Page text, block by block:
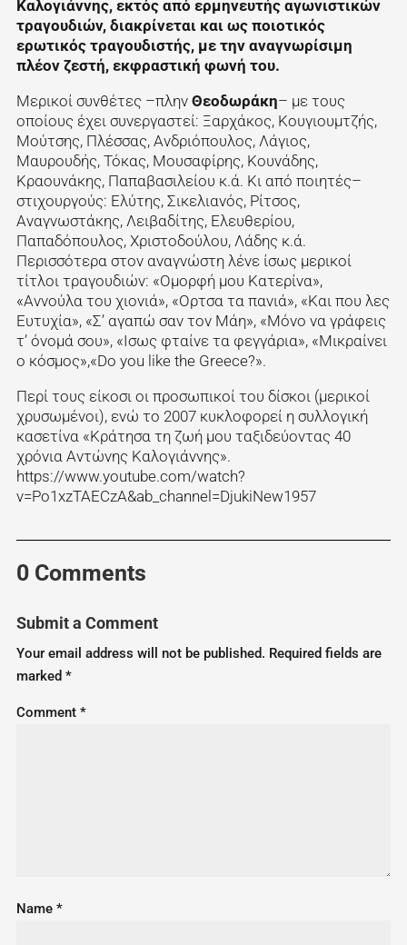
Καλογιάννης, εκτός από ερμηνευτής αγωνιστικών
τραγουδιών, διακρίνεται και ως ποιοτικός
ερωτικός τραγουδιστής, με την αναγνωρίσιμη
πλέον ζεστή, εκφραστική φωνή του.
Μερικοί συνθέτες –πλην Θεοδωράκη– με τους
οποίους έχει συνεργαστεί: Ξαρχάκος, Κουγιουμτζής,
Μούτσης, Πλέσσας, Ανδριόπουλος, Λάγιος,
Μαυρουδής, Τόκας, Μουσαφίρης, Κουνάδης,
Κραουνάκης, Παπαβασιλείου κ.ά. Κι από ποιητές–
στιχουργούς: Ελύτης, Σικελιανός, Ρίτσος,
Αναγνωστάκης, Λειβαδίτης, Ελευθερίου,
Παπαδόπουλος, Χριστοδούλου, Λάδης κ.ά.
Περισσότερα στον αναγνώστη λένε ίσως μερικοί
τίτλοι τραγουδιών: «Ομορφή μου Κατερίνα»,
«Αννούλα του χιονιά», «Ορτσα τα πανιά», «Και που λες
Ευτυχία», «Σ’ αγαπώ σαν τον Μάη», «Μόνο να γράφεις
τ’ όνομά σου», «Ισως φταίνε τα φεγγάρια», «Μικραίνει
ο κόσμος»,«Do you like the Greece?».
Περί τους είκοσι οι προσωπικοί του δίσκοι (μερικοί
χρυσωμένοι), ενώ το 2007 κυκλοφορεί η συλλογική
κασετίνα «Κράτησα τη ζωή μου ταξιδεύοντας 40
χρόνια Αντώνης Καλογιάννης».
https://www.youtube.com/watch?
v=Po1xzTAECzA&ab_channel=DjukiNew1957
0 Comments
Submit a Comment
Your email address will not be published. Required fields are
marked *
Comment *
Name *